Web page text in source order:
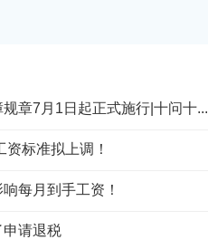
章7月1日起正式施行|十问十...
标准拟上调！
每月到手工资！
请退税